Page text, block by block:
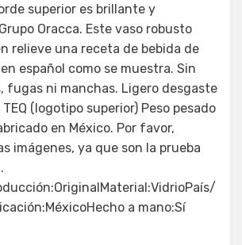
superior es brillante y
Oracca. Este vaso robusto
relieve una receta de bebida de
español como se muestra. Sin
fugas ni manchas. Ligero desgaste
(logotipo superior) Peso pesado
en México. Por favor,
imágenes, ya que son la prueba
a mano:Sí